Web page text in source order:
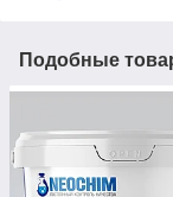
Подобные